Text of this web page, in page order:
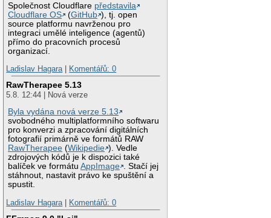
Společnost Cloudflare představila
Cloudflare OS
(GitHub ), tj. open
source platformu navrženou pro
integraci umělé inteligence (agentů)
přímo do pracovních procesů
organizací.
Ladislav Hagara| Komentářů: 0
RawTherapee 5.13
5.8. 12:44 | Nová verze
Byla vydána nová verze 5.13
svobodného multiplatformního softwaru
pro konverzi a zpracování digitálních
fotografií primárně ve formátů RAW
RawTherapee (Wikipedie ). Vedle
zdrojových kódů je k dispozici také
balíček ve formátuAppImage . Stačí jej
stáhnout, nastavit právo ke spuštění a
spustit.
Ladislav Hagara| Komentářů: 0